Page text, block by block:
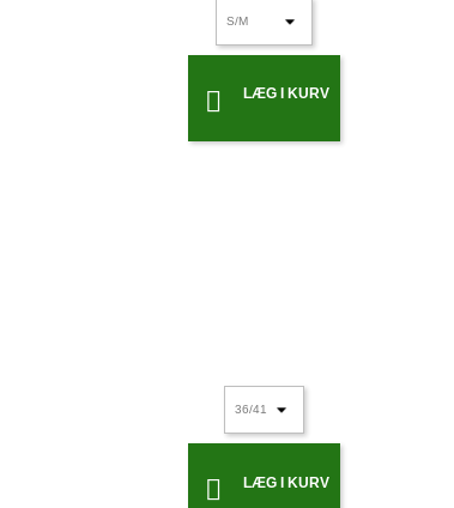
 LÆG I KURV
 LÆG I KURV